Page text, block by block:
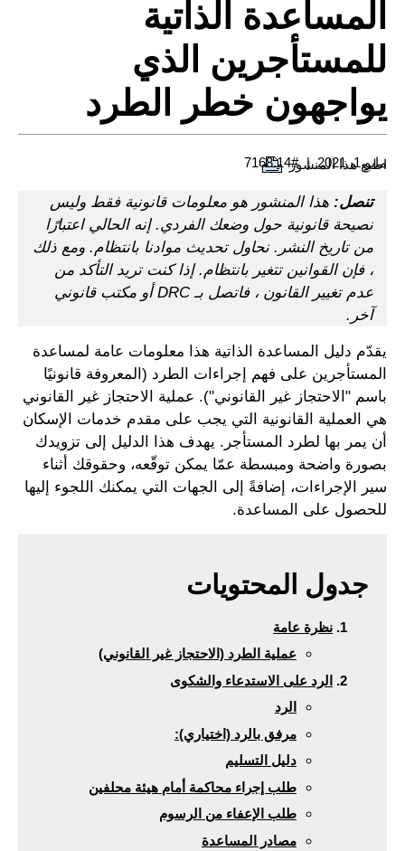
المساعدة الذاتية
للمستأجرين الذي
يواجهون خطر الطرد
مايو 1, 2021 #7168.14
اطبع هذا المنشور
تنصل: هذا المنشور هو معلومات قانونية فقط وليس
نصيحة قانونية حول وضعك الفردي. إنه الحالي اعتبارًا
من تاريخ النشر. نحاول تحديث موادنا بانتظام. ومع ذلك
، فإن القوانين تتغير بانتظام. إذا كنت تريد التأكد من
عدم تغيير القانون ، فاتصل بـ DRC أو مكتب قانوني
آخر.
يقدّم دليل المساعدة الذاتية هذا معلومات عامة لمساعدة
المستأجرين على فهم إجراءات الطرد (المعروفة قانونيًا
باسم "الاحتجاز غير القانوني"). عملية الاحتجاز غير القانوني
هي العملية القانونية التي يجب على مقدم خدمات الإسكان
أن يمر بها لطرد المستأجر. يهدف هذا الدليل إلى تزويدك
بصورة واضحة ومبسطة عمّا يمكن توقّعه، وحقوقك أثناء
سير الإجراءات، إضافةً إلى الجهات التي يمكنك اللجوء إليها
للحصول على المساعدة.
جدول المحتويات
نظرة عامة
عملية الطرد (الاحتجاز غير القانوني)
الرد على الاستدعاء والشكوى
الرد
مرفق بالرد (اختياري):
دليل التسليم
طلب إجراء محاكمة أمام هيئة محلفين
طلب الإعفاء من الرسوم
مصادر المساعدة